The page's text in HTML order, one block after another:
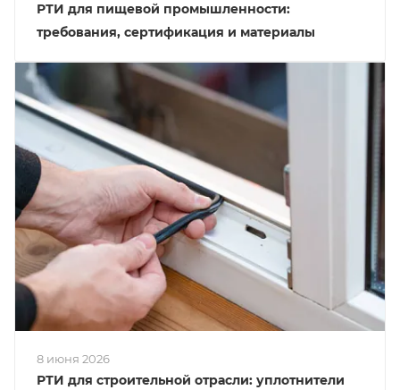
РТИ для пищевой промышленности:
требования, сертификация и материалы
8 июня 2026
РТИ для строительной отрасли: уплотнители